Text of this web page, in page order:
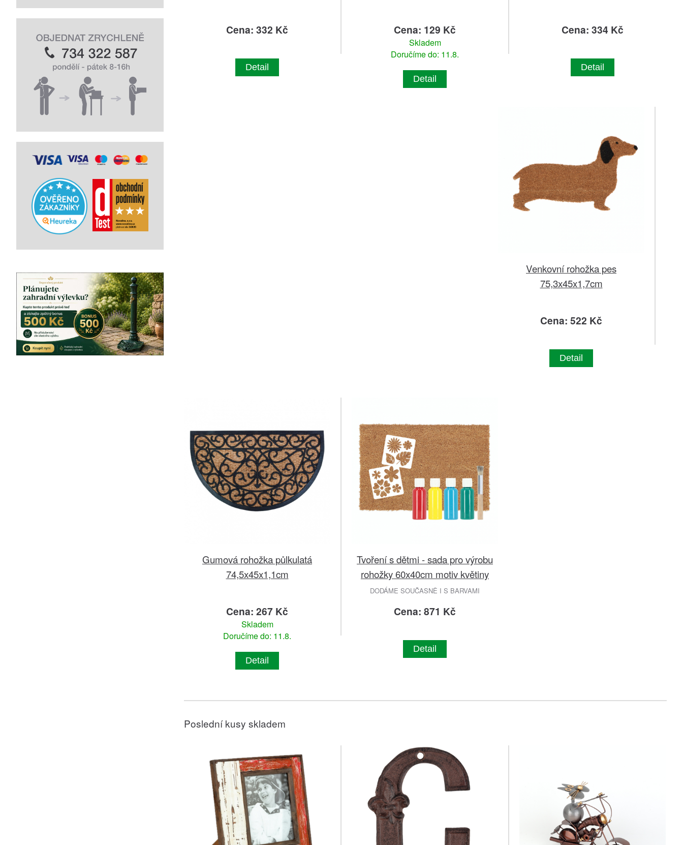
Cena: 332 Kč
Detail
Cena: 129 Kč
Skladem
Doručíme do: 11.8.
Detail
Cena: 334 Kč
Detail
Venkovní rohožka pes
75,3x45x1,7cm
Cena: 522 Kč
Detail
Gumová rohožka půlkulatá
74,5x45x1,1cm
Cena: 267 Kč
Skladem
Doručíme do: 11.8.
Detail
Tvoření s dětmi - sada pro výrobu
rohožky 60x40cm motiv květiny
DODÁME SOUČASNĚ I S BARVAMI
Cena: 871 Kč
Detail
Poslední kusy skladem